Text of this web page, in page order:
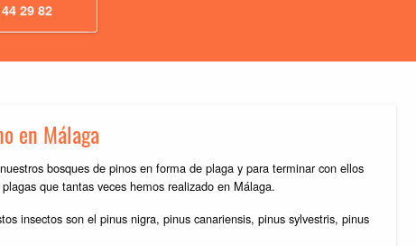
29 82
en Málaga
bosques de pinos en forma de plaga y para terminar con ellos
que tantas veces hemos realizado en Málaga.
insectos son el pinus nigra, pinus canariensis, pinus sylvestris, pinus